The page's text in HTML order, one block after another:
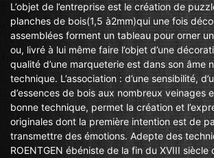
L’objet de l’entreprise est le création de
planches de bois(1,5 à2mm)qui une fois
assemblées forment un tableau pour orner
ou, livré à lui même faire l’objet d’une
qualité d’une marqueterie est dans son âme
technique. L’association : d’une sensibilité,
d’essences de bois aux nombreux veinages
bonne technique, permet la création et
originales dont la première intention est de
transmettre des émotions. Adepte des
ROENTGEN ébéniste de la fin du XVIII siècle